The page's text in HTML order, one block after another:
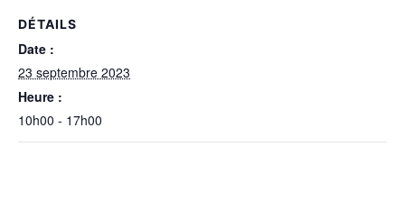
DÉTAILS
Date :
23 septembre 2023
Heure :
10h00 - 17h00